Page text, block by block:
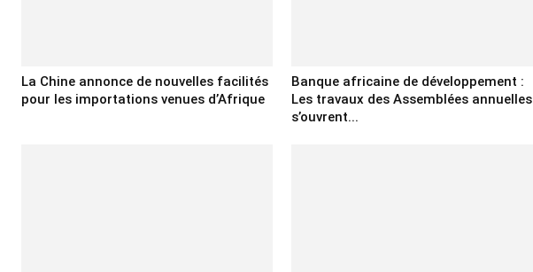
La Chine annonce de nouvelles facilités
pour les importations venues d’Afrique
Banque africaine de développement :
Les travaux des Assemblées annuelles
s’ouvrent...